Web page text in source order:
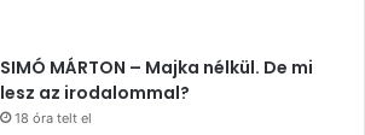
SIMÓ MÁRTON – Majka nélkül. De mi
lesz az irodalommal?
18 óra telt el